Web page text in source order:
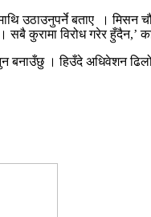
उठाउनुपर्ने बताए ।
सबै कुरामा विरोध गरेर
बनाउँछु । हिउँदे अधिवेशन